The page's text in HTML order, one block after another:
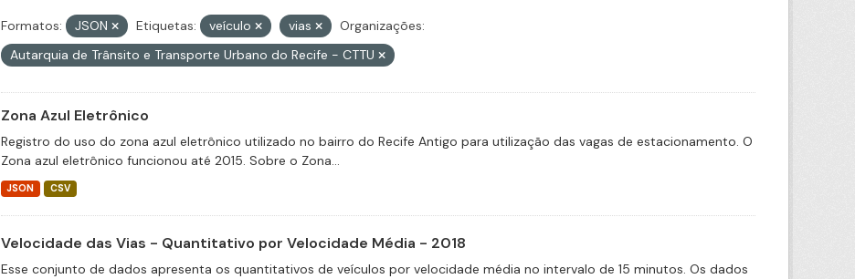
Formatos: JSON Etiquetas: veículo vias
Organizações:
Autarquia de Trânsito e Transporte Urbano do Recife - CTTU
Zona Azul Eletrônico
Registro do uso do zona azul eletrônico utilizado no bairro do Recife Antigo para utilização das vagas de estacionamento. O
Zona azul eletrônico funcionou até 2015. Sobre o Zona...
JSON CSV
Velocidade das Vias - Quantitativo por Velocidade Média - 2018
Esse conjunto de dados apresenta os quantitativos de veículos por velocidade média no intervalo de 15 minutos. Os dados